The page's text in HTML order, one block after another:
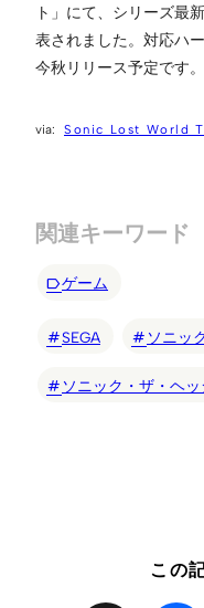
ト」にて、シリーズ最
表されました。対応ハ
今秋リリース予定です。
Sonic Lost World
関連キーワード
ゲーム
SEGA ソニッ
ソニック・ザ・ヘ
この